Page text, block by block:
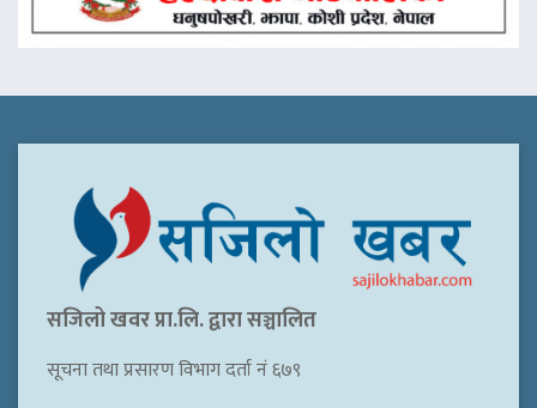
सजिलो खवर प्रा.लि. द्वारा सञ्चालित
सूचना तथा प्रसारण विभाग दर्ता नं ६७९